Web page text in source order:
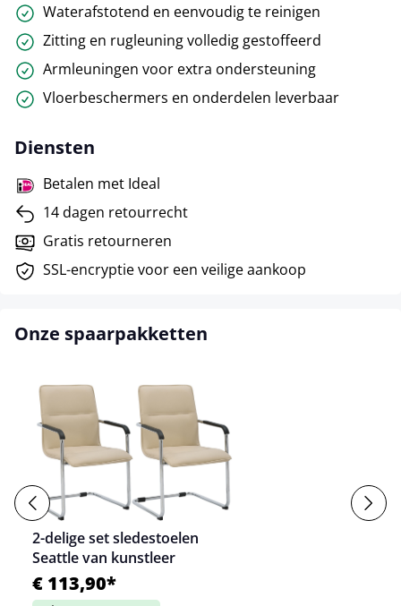
Waterafstotend en eenvoudig te reinigen
Zitting en rugleuning volledig gestoffeerd
Armleuningen voor extra ondersteuning
Vloerbeschermers en onderdelen leverbaar
Diensten
Betalen met Ideal
14 dagen retourrecht
Gratis retourneren
SSL-encryptie voor een veilige aankoop
Onze spaarpakketten
2-delige set sledestoelen
Seattle van kunstleer
€ 113,90*